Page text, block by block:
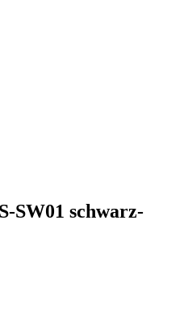
SW01 schwarz-